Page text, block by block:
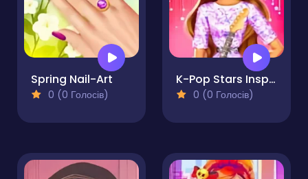
Spring Nail-Art
0 (0 Голосів)
K-Pop Stars Inspired Look
0 (0 Голосів)